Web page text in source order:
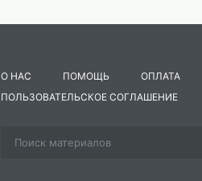
О НАС ПОМОЩЬ ОПЛАТА
ПОЛЬЗОВАТЕЛЬСКОЕ СОГЛАШЕНИЕ